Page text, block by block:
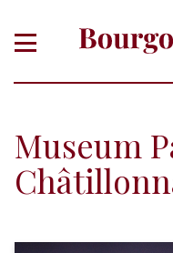
Museum